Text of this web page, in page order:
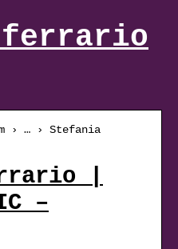
› … › Stefania
|
–